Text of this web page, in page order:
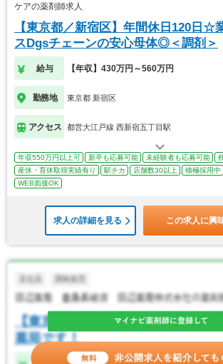
ケアの薬剤師求人
【東京都／新宿区】年間休日120日☆
スDgsチェーンの安心母体◎＜調剤＞
給与 【年収】430万円～560万円
勤務地 東京都 新宿区
アクセス 都営大江戸線 西新宿五丁目駅
年収550万円以上可 新卒も応募可能 未経験者も応募可能
産休・育休取得実績有り
駅チカ 店舗数30以上 積極採用中
WEB面接OK
求人の詳細を見る この求人に興